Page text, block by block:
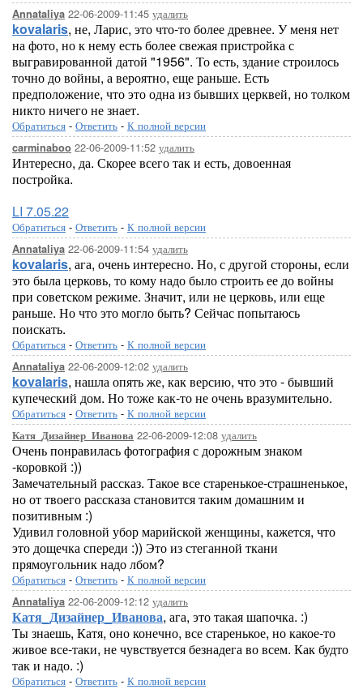
Annataliya 22-06-2009-11:45 удалить
kovalaris, не, Ларис, это что-то более древнее. У меня нет
на фото, но к нему есть более свежая пристройка с
выгравированной датой "1956". То есть, здание строилось
точно до войны, а вероятно, еще раньше. Есть
предположение, что это одна из бывших церквей, но толком
никто ничего не знает.
Обратиться - Ответить - К полной версии
carminaboo 22-06-2009-11:52 удалить
Интересно, да. Скорее всего так и есть, довоенная
постройка.
LI 7.05.22
Обратиться - Ответить - К полной версии
Annataliya 22-06-2009-11:54 удалить
kovalaris, ага, очень интересно. Но, с другой стороны, если
это была церковь, то кому надо было строить ее до войны
при советском режиме. Значит, или не церковь, или еще
раньше. Но что это могло быть? Сейчас попытаюсь
поискать.
Обратиться - Ответить - К полной версии
Annataliya 22-06-2009-12:02 удалить
kovalaris, нашла опять же, как версию, что это - бывший
купеческий дом. Но тоже как-то не очень вразумительно.
Обратиться - Ответить - К полной версии
Катя_Дизайнер_Иванова 22-06-2009-12:08 удалить
Очень понравилась фотография с дорожным знаком
-коровкой :))
Замечательный рассказ. Такое все старенькое-страшненькое,
но от твоего рассказа становится таким домашним и
позитивным :)
Удивил головной убор марийской женщины, кажется, что
это дощечка спереди :)) Это из стеганной ткани
прямоугольник надо лбом?
Обратиться - Ответить - К полной версии
Annataliya 22-06-2009-12:12 удалить
Катя_Дизайнер_Иванова, ага, это такая шапочка. :)
Ты знаешь, Катя, оно конечно, все старенькое, но какое-то
живое все-таки, не чувствуется безнадега во всем. Как будто
так и надо. :)
Обратиться - Ответить - К полной версии